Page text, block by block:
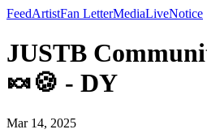
FeedArtistFan LetterMediaLiveNotice
JUSTB
🍬🍪 - DY
Mar 14, 2025